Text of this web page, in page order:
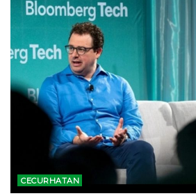
CECURHATAN